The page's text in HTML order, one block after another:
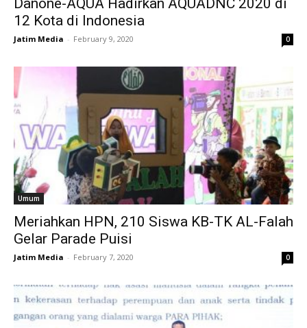
Danone-AQUA Hadirkan AQUADNC 2020 di
12 Kota di Indonesia
Jatim Media - February 9, 2020 0
Umum
Meriahkan HPN, 210 Siswa KB-TK AL-Falah
Gelar Parade Puisi
Jatim Media - February 7, 2020 0